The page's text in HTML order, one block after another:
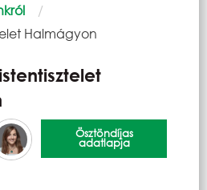
Halmágyon
Ösztöndíjas
adatlapja